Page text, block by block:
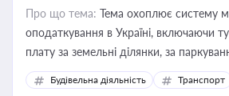
Про що тема: Тема охоплює систему
оподаткування в Україні, включаючи
Будівельна діяльність Транспорт